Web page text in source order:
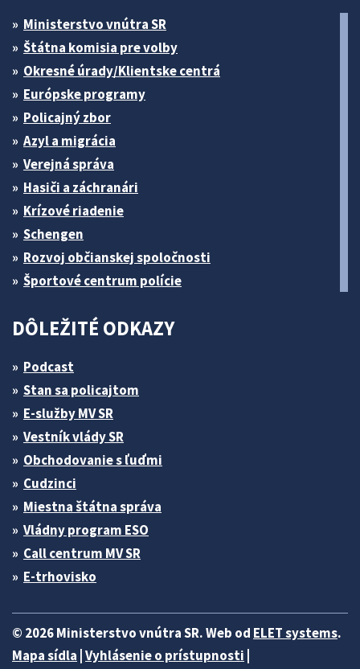
Ministerstvo vnútra SR
Štátna komisia pre volby
Okresné úrady/Klientske centrá
Európske programy
Policajný zbor
Azyl a migrácia
Verejná správa
Hasiči a záchranári
Krízové riadenie
Schengen
Rozvoj občianskej spoločnosti
Športové centrum polície
DÔLEŽITÉ ODKAZY
Podcast
Stan sa policajtom
E-služby MV SR
Vestník vlády SR
Obchodovanie s ľuďmi
Cudzinci
Miestna štátna správa
Vládny program ESO
Call centrum MV SR
E-trhovisko
© 2026 Ministerstvo vnútra SR. Web od ELET systems.
Mapa sídla Vyhlásenie o prístupnosti